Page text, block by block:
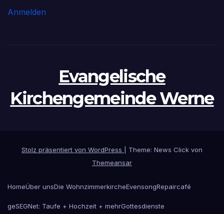
Anmelden
Evangelische
Kirchengemeinde Werne
Stolz präsentiert von WordPress
Theme: News Click von
Themeansar
HomeÜber unsDie WohnzimmerkircheEvensongRepaircafé
geSEGNet: Taufe + Hochzeit + mehrGottesdienste